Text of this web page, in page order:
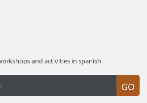
and activities in spanish
GO